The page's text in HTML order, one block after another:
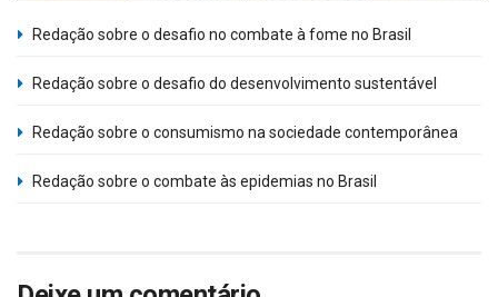
Redação sobre o desafio no combate à fome no Brasil
Redação sobre o desafio do desenvolvimento sustentável
Redação sobre o consumismo na sociedade contemporânea
Redação sobre o combate às epidemias no Brasil